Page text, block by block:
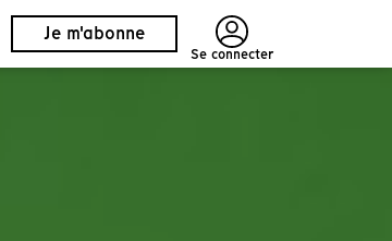
Je m'abonne
Se connecter